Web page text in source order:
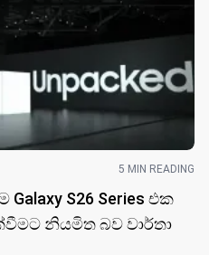
5 MIN READING
S26 Series එක
නියමිත බව වාර්තා